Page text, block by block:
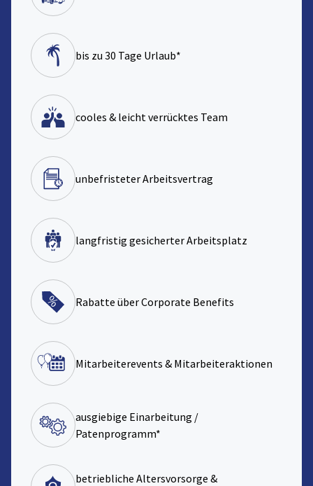
bis zu 30 Tage Urlaub*
cooles & leicht verrücktes Team
unbefristeter Arbeitsvertrag
langfristig gesicherter Arbeitsplatz
Rabatte über Corporate Benefits
Mitarbeiterevents & Mitarbeiteraktionen
ausgiebige Einarbeitung /
Patenprogramm*
betriebliche Altersvorsorge &